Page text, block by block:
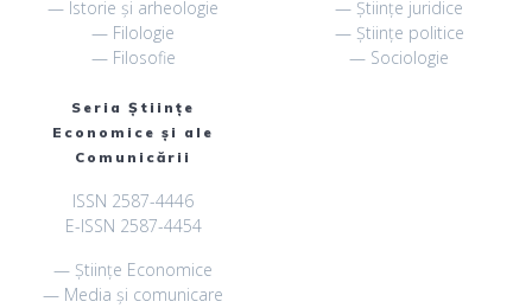
— Istorie și arheologie
— Filologie
— Filosofie
Seria Științe
Economice și ale
Comunicării
ISSN 2587-4446
E-ISSN 2587-4454
— Științe Economice
— Media și comunicare
— Științe juridice
— Științe politice
— Sociologie